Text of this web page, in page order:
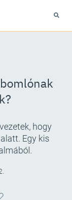
hogy
Egy kis